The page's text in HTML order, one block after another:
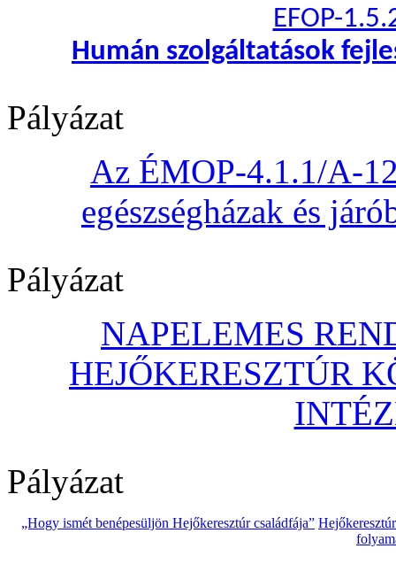
EFOP-
Humán szolgáltatások
Pályázat
Az ÉMOP-4.1.1/A-
egészségházak és
Pályázat
NAPELEMES
HEJŐKERESZTÚR
Pályázat
„Hogy ismét benépesüljön Hejőkeresztúr családfája”